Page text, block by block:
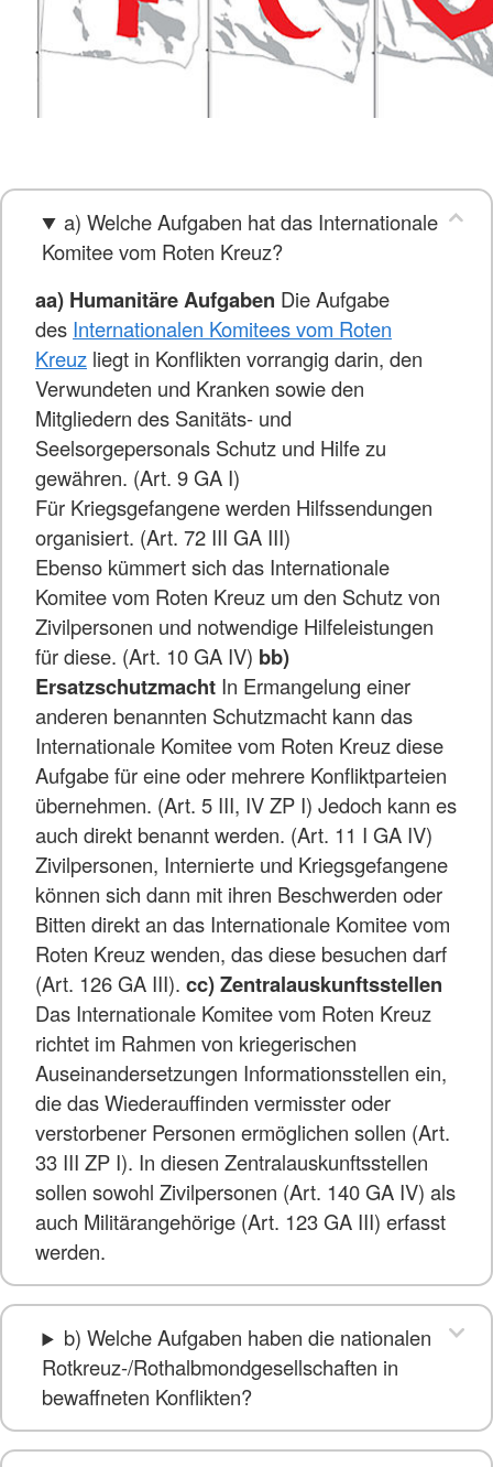
a) Welche Aufgaben hat das Internationale
Komitee vom Roten Kreuz?
aa) Humanitäre Aufgaben Die Aufgabe
des Internationalen Komitees vom Roten
Kreuz liegt in Konflikten vorrangig darin, den
Verwundeten und Kranken sowie den
Mitgliedern des Sanitäts- und
Seelsorgepersonals Schutz und Hilfe zu
gewähren. (Art. 9 GA I)
Für Kriegsgefangene werden Hilfssendungen
organisiert. (Art. 72 III GA III)
Ebenso kümmert sich das Internationale
Komitee vom Roten Kreuz um den Schutz von
Zivilpersonen und notwendige Hilfeleistungen
für diese. (Art. 10 GA IV) bb)
Ersatzschutzmacht In Ermangelung einer
anderen benannten Schutzmacht kann das
Internationale Komitee vom Roten Kreuz diese
Aufgabe für eine oder mehrere Konfliktparteien
übernehmen. (Art. 5 III, IV ZP I) Jedoch kann es
auch direkt benannt werden. (Art. 11 I GA IV)
Zivilpersonen, Internierte und Kriegsgefangene
können sich dann mit ihren Beschwerden oder
Bitten direkt an das Internationale Komitee vom
Roten Kreuz wenden, das diese besuchen darf
(Art. 126 GA III). cc) Zentralauskunftsstellen
Das Internationale Komitee vom Roten Kreuz
richtet im Rahmen von kriegerischen
Auseinandersetzungen Informationsstellen ein,
die das Wiederauffinden vermisster oder
verstorbener Personen ermöglichen sollen (Art.
33 III ZP I). In diesen Zentralauskunftsstellen
sollen sowohl Zivilpersonen (Art. 140 GA IV) als
auch Militärangehörige (Art. 123 GA III) erfasst
werden.
b) Welche Aufgaben haben die nationalen
Rotkreuz-/Rothalbmondgesellschaften in
bewaffneten Konflikten?